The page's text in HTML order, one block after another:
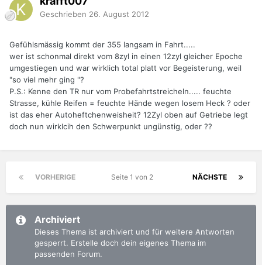
Geschrieben 26. August 2012
Gefühlsmässig kommt der 355 langsam in Fahrt.....
wer ist schonmal direkt vom 8zyl in einen 12zyl gleicher Epoche
umgestiegen und war wirklich total platt vor Begeisterung, weil
"so viel mehr ging "?
P.S.: Kenne den TR nur vom Probefahrtstreicheln..... feuchte
Strasse, kühle Reifen = feuchte Hände wegen losem Heck ? oder
ist das eher Autoheftchenweisheit? 12Zyl oben auf Getriebe legt
doch nun wirklcih den Schwerpunkt ungünstig, oder ??
VORHERIGE NÄCHSTE
Seite 1 von 2
Archiviert
Dieses Thema ist archiviert und für weitere Antworten
gesperrt. Erstelle doch dein eigenes Thema im
passenden Forum.